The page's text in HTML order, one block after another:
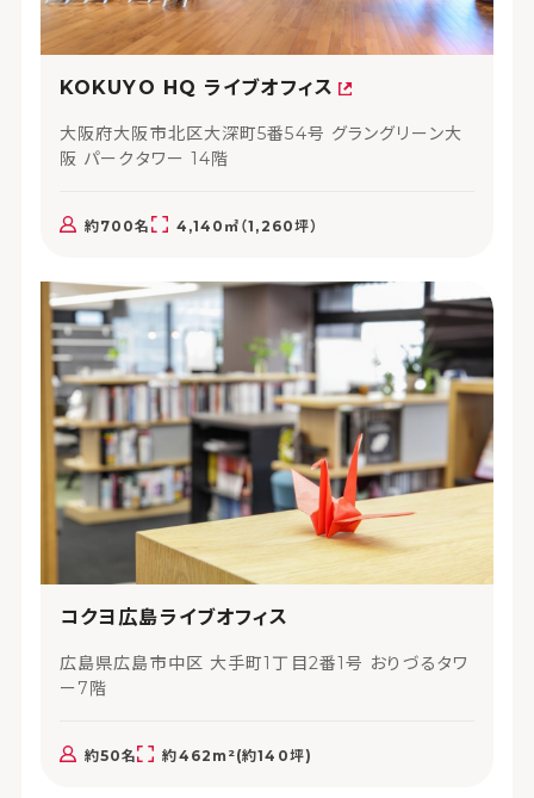
KOKUYO HQ ライブオフィス
大阪府大阪市北区大深町5番54号 グラングリーン大
阪 パークタワー 14階
約700名 4,140㎡（1,260坪）
コクヨ広島ライブオフィス
広島県広島市中区 大手町1丁目2番1号 おりづるタワ
ー7階
約50名 約462m²(約140坪)